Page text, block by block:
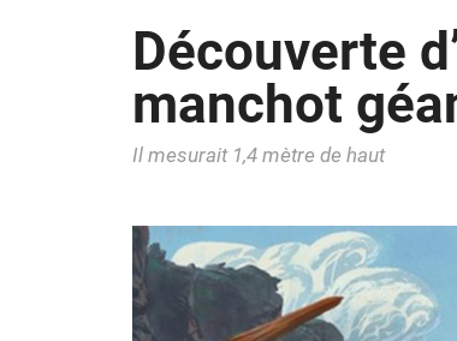
Découverte
manchot
Il mesurait 1,4 mètre de haut